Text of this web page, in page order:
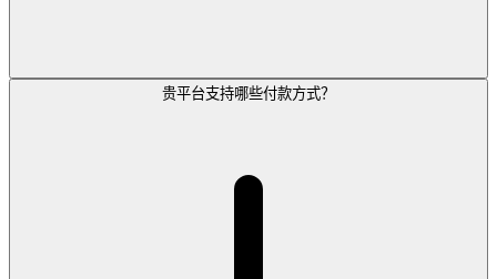
贵平台支持哪些付款方式？